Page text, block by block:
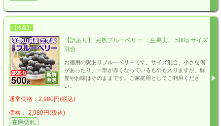
【冷蔵】
【訳あり】 完熟ブルーベリー 〔生果実〕 500g サイズ
混合
お徳用の訳ありブルーベリーです。サイズ混合、小さな傷
があったり、一部が赤くなっているものも入りますが、鮮
度やお味はそのままです。ご家庭用としてご利用くださ
い。
通常価格：2,980円(税込)
価格： 2,980円(税込)
在庫切れ